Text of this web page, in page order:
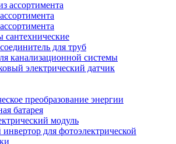
сантехнические
для труб
канализационной системы
электрический датчик
преобразование энергии
батарея
модуль
инвертор для фотоэлектрической